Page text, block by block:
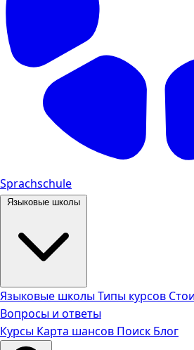
Sprachschule
Языковые школы
Языковые школыТипы курсов
Вопросы и ответы
Курсы Карта шансов Поиск Блог